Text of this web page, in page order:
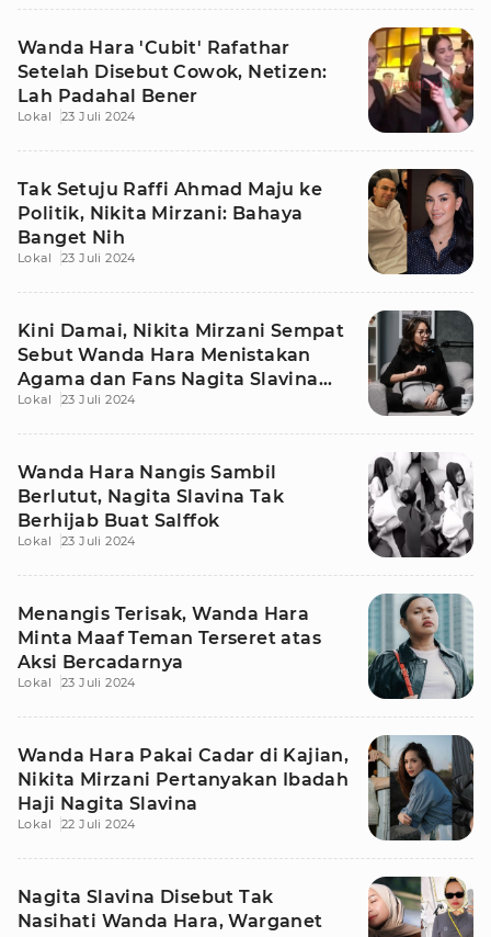
Wanda Hara 'Cubit' Rafathar
Setelah Disebut Cowok, Netizen:
Lah Padahal Bener
Lokal 23 Juli 2024
Tak Setuju Raffi Ahmad Maju ke
Politik, Nikita Mirzani: Bahaya
Banget Nih
Lokal 23 Juli 2024
Kini Damai, Nikita Mirzani Sempat
Sebut Wanda Hara Menistakan
Agama dan Fans Nagita Slavina
Barbar
Lokal 23 Juli 2024
Wanda Hara Nangis Sambil
Berlutut, Nagita Slavina Tak
Berhijab Buat Salffok
Lokal 23 Juli 2024
Menangis Terisak, Wanda Hara
Minta Maaf Teman Terseret atas
Aksi Bercadarnya
Lokal 23 Juli 2024
Wanda Hara Pakai Cadar di Kajian,
Nikita Mirzani Pertanyakan Ibadah
Haji Nagita Slavina
Lokal 22 Juli 2024
Nagita Slavina Disebut Tak
Nasihati Wanda Hara, Warganet